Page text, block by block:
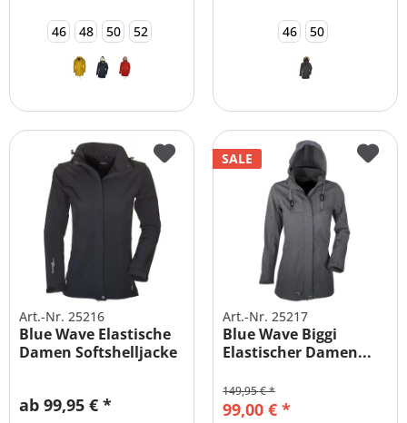
46 48 50 52 46 50
Art.-Nr. 25216
Blue Wave Elastische
Damen Softshelljacke
ab 99,95 € *
SALE
Art.-Nr. 25217
Blue Wave Biggi
Elastischer Damen...
99,00 € *
149,95 € *